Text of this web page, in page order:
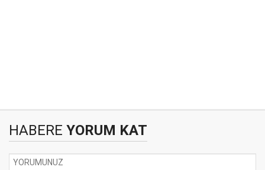
HABERE YORUM KAT